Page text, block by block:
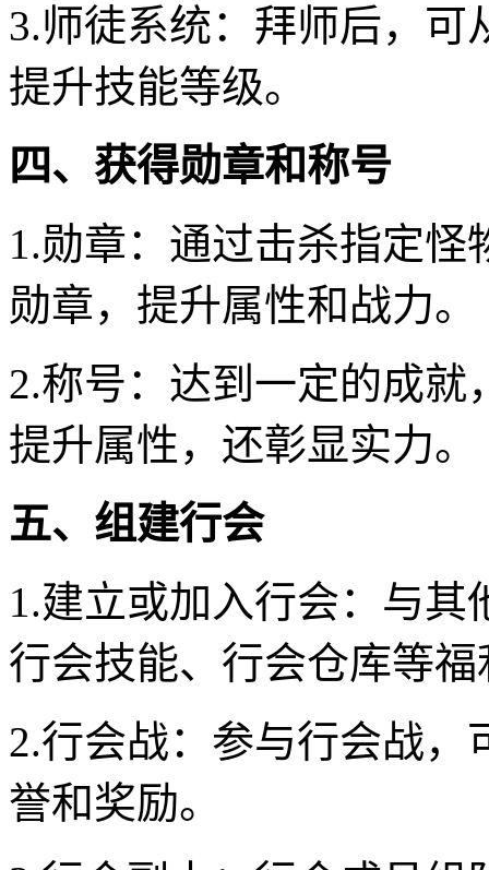
3.师徒系统：拜师后，
提升技能等级。
四、获得勋章和称号
1.勋章：通过击杀指定
勋章，提升属性和战力。
2.称号：达到一定的成
提升属性，还彰显实力。
五、组建行会
1.建立或加入行会：与
行会技能、行会仓库等福
2.行会战：参与行会战
誉和奖励。